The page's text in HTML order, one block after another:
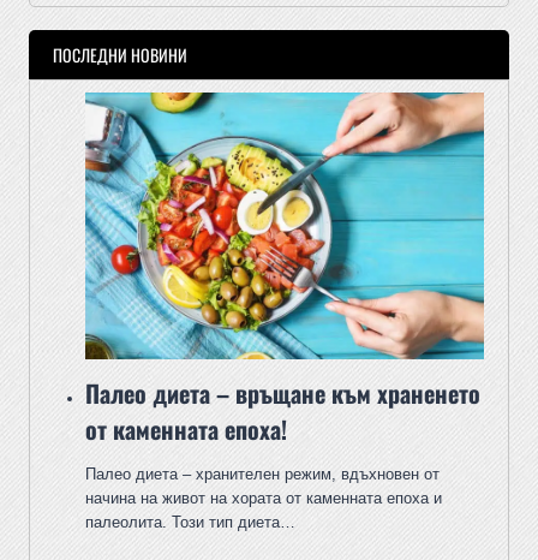
ПОСЛЕДНИ НОВИНИ
Палео диета – връщане към храненето
от каменната епоха!
Палео диета – хранителен режим, вдъхновен от
начина на живот на хората от каменната епоха и
палеолита. Този тип диета…